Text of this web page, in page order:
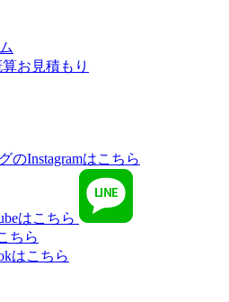
お見積もり